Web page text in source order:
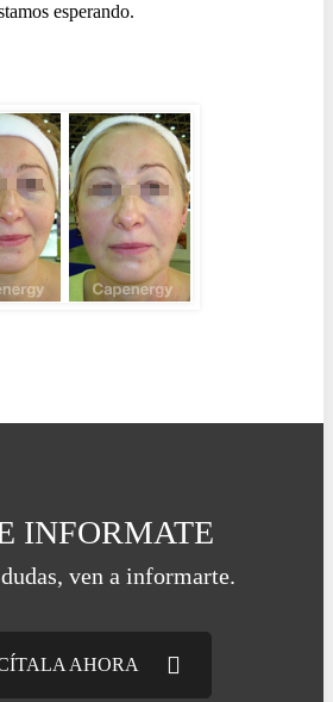
esperando.
INFORMATE
ven a informarte.
AHORA